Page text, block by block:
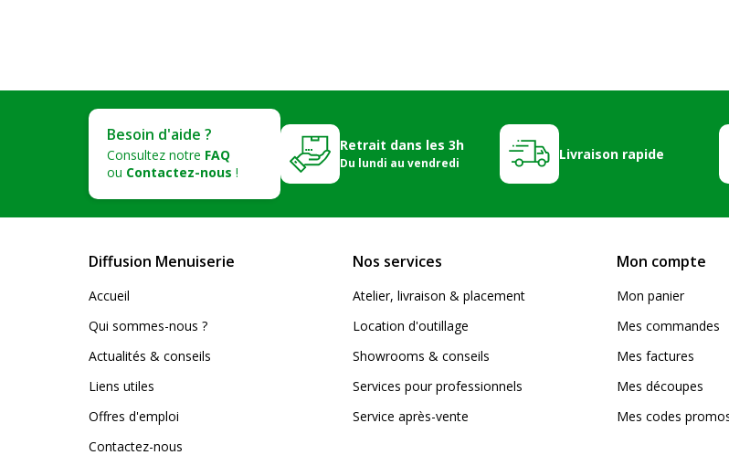
Besoin d'aide ?
Consultez notre FAQ
ou Contactez-nous !
Retrait dans les 3h
Du lundi au vendredi
Livraison rapide
Diffusion Menuiserie
Accueil
Qui sommes-nous ?
Actualités & conseils
Liens utiles
Offres d'emploi
Contactez-nous
Nos services
Atelier, livraison & placement
Location d'outillage
Showrooms & conseils
Services pour professionnels
Service après-vente
Mon compte
Mon panier
Mes commandes
Mes factures
Mes découpes
Mes codes